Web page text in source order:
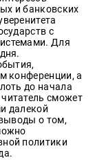
и банковских
с
Для
конференции, а
до начала
сможет
далекой
о том,
политики